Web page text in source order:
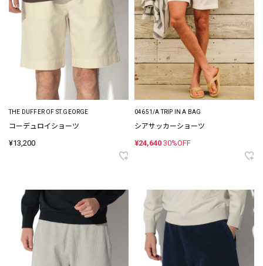
THE DUFFER OF ST.GEORGE
コーデュロイショーツ
¥13,200
04651/A TRIP IN A BAG
シアサッカーショーツ
¥24,640 30%OFF